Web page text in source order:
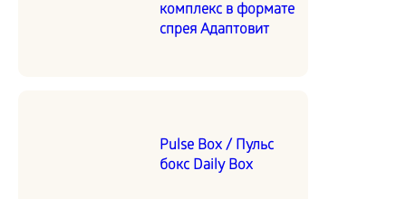
комплекс в формате
спрея Адаптовит
Pulse Box / Пульс
бокс Daily Box